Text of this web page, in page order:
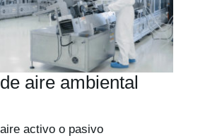
aire ambiental
activo o pasivo